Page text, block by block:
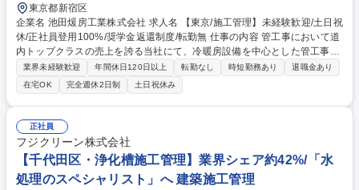
東京都新宿区
企業名 池田煖房工業株式会社 求人名 【東京/施工管理】未経験歓迎/土日祝
休/正社員登用100%/奨学金返還制度/転勤無 仕事の内容 管工事において道
内トップクラスの売上を誇る当社にて、冷暖房設備を中心とした管工事の
施工管理業務をお任せします。※業務内容の変更範囲：当社の定める業務
■発注者との打合せ、下請業者との工事打合せおよび現場での作業指示 ■
他工事業者を含む工程調整、工程管理・安全管理・品質管理 ■工事に関係
する書類作成および提出、仕入材料や工事費等の原価管理 【出張】現場や
案件に応じて道内出張が発生します。出張時はアパート代・光熱費全額会
社負担、月7.5～13.5万円の出張手当、月2回の帰省手当支給。自家用車使
用時のガソリン代・使用料手当も手厚く支給します。 募集職種 【東京/施
工管理】未経験歓迎/土日祝休/正社員登用100%/奨学金返還制度/転勤無
業界未経験歓迎 年間休日120日以上 転勤なし 時短勤務あり
退職金あり
在宅OK
完全週休2日制 土日祝休み
正社員
フジクリーン株式会社
【千代田区・浄化槽施工管理】業界シェア約42%/「水
処理のスペシャリスト」へ 建築施工管理